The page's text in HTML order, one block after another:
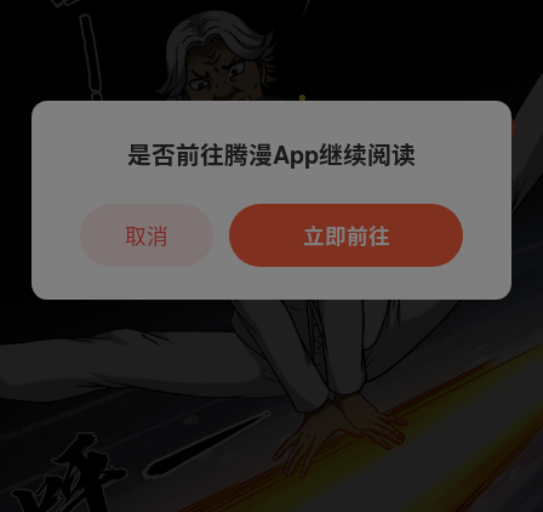
本章节仅支持App阅读，可打开App新用
户7天免费看
是否前往腾漫App继续阅读
立即前往
取消